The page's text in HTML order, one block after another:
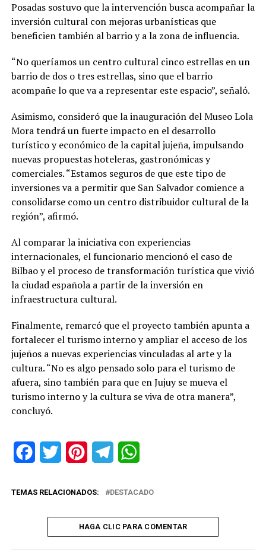
Posadas sostuvo que la intervención busca acompañar la
inversión cultural con mejoras urbanísticas que
beneficien también al barrio y a la zona de influencia.
“No queríamos un centro cultural cinco estrellas en un
barrio de dos o tres estrellas, sino que el barrio
acompañe lo que va a representar este espacio”, señaló.
Asimismo, consideró que la inauguración del Museo Lola
Mora tendrá un fuerte impacto en el desarrollo
turístico y económico de la capital jujeña, impulsando
nuevas propuestas hoteleras, gastronómicas y
comerciales. “Estamos seguros de que este tipo de
inversiones va a permitir que San Salvador comience a
consolidarse como un centro distribuidor cultural de la
región”, afirmó.
Al comparar la iniciativa con experiencias
internacionales, el funcionario mencionó el caso de
Bilbao y el proceso de transformación turística que vivió
la ciudad española a partir de la inversión en
infraestructura cultural.
Finalmente, remarcó que el proyecto también apunta a
fortalecer el turismo interno y ampliar el acceso de los
jujeños a nuevas experiencias vinculadas al arte y la
cultura. “No es algo pensado solo para el turismo de
afuera, sino también para que en Jujuy se mueva el
turismo interno y la cultura se viva de otra manera”,
concluyó.
FacebookTwitter PinterestTelegram
TEMAS RELACIONADOS: DESTACADO
HAGA CLIC PARA COMENTAR